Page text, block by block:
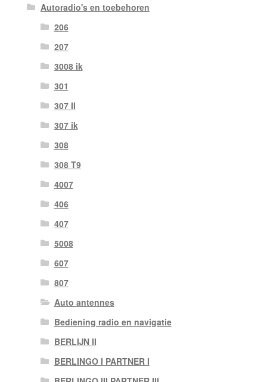
Autoradio's en toebehoren
206
207
3008 ik
301
307 II
307 ik
308
308 T9
4007
406
407
5008
607
807
Auto antennes
Bediening radio en navigatie
BERLIJN II
BERLINGO I PARTNER I